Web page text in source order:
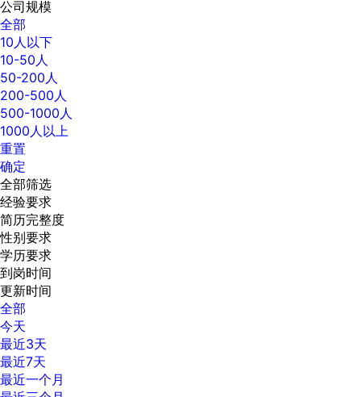
公司规模
全部
10人以下
10-50人
50-200人
200-500人
500-1000人
1000人以上
重置
确定
全部筛选
经验要求
简历完整度
性别要求
学历要求
到岗时间
更新时间
全部
今天
最近3天
最近7天
最近一个月